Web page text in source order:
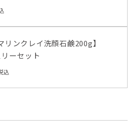
リンクレイ洗顔石鹸200g】
ーセット
込